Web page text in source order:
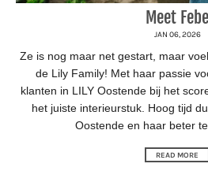
Meet Febe
JAN 06, 2026
Ze is nog maar net gestart, maar
de Lily Family! Met haar passie
klanten in LILY Oostende bij het
het juiste interieurstuk. Hoog tijd
Oostende en haar beter
READ MORE